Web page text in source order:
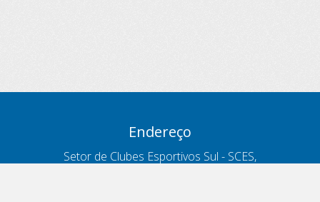
Endereço
Setor de Clubes Esportivos Sul - SCES,